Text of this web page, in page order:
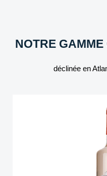
NOTRE
déclinée en